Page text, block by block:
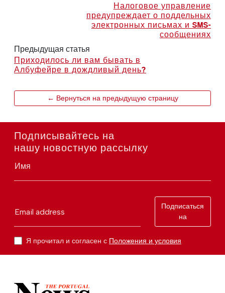
Налоговое управление
предупреждает о поддельных
электронных письмах и SMS-
сообщениях
Предыдущая статья
Приходилось ли вам бывать в
Албуфейре в дождливый день?
← Вернуться на предыдущую страницу
Подписывайтесь на
нашу новостную рассылку
Имя
Email address
Подписаться
на
Я прочитал и согласен с Положения и условия